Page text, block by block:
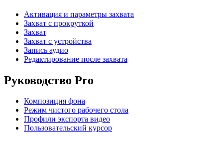
Активация и параметры захвата
Захват с прокруткой
Захват
Захват с устройства
Запись аудио
Редактирование после захвата
Руководство Pro
Композиция фона
Режим чистого рабочего стола
Профили экспорта видео
Пользовательский курсор